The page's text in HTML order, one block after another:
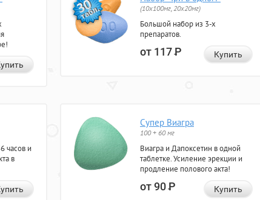
(10x100мг, 20x20мг)
Большой набор из 3-х
препаратов.
от 117Р Купить
часов и
в
Супер Виагра
100 + 60 мг
Виагра и Дапоксетин в одной
таблетке. Усиление эрекции и
продление полового акта!
от 90Р Купить